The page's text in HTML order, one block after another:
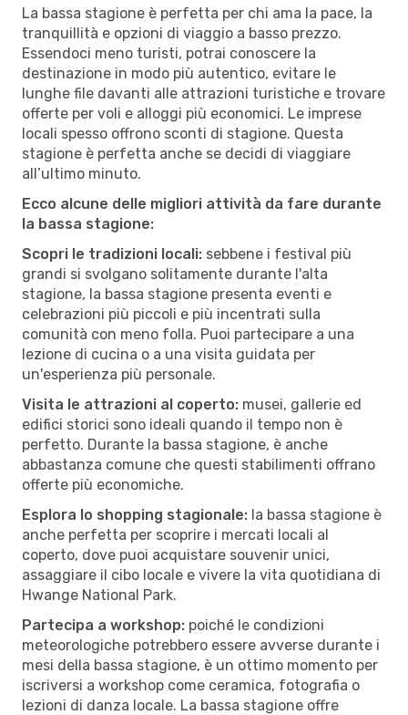
La bassa stagione è perfetta per chi ama la pace, la
tranquillità e opzioni di viaggio a basso prezzo.
Essendoci meno turisti, potrai conoscere la
destinazione in modo più autentico, evitare le
lunghe file davanti alle attrazioni turistiche e trovare
offerte per voli e alloggi più economici. Le imprese
locali spesso offrono sconti di stagione. Questa
stagione è perfetta anche se decidi di viaggiare
all’ultimo minuto.
Ecco alcune delle migliori attività da fare durante
la bassa stagione:
Scopri le tradizioni locali: sebbene i festival più
grandi si svolgano solitamente durante l'alta
stagione, la bassa stagione presenta eventi e
celebrazioni più piccoli e più incentrati sulla
comunità con meno folla. Puoi partecipare a una
lezione di cucina o a una visita guidata per
un'esperienza più personale.
Visita le attrazioni al coperto: musei, gallerie ed
edifici storici sono ideali quando il tempo non è
perfetto. Durante la bassa stagione, è anche
abbastanza comune che questi stabilimenti offrano
offerte più economiche.
Esplora lo shopping stagionale: la bassa stagione è
anche perfetta per scoprire i mercati locali al
coperto, dove puoi acquistare souvenir unici,
assaggiare il cibo locale e vivere la vita quotidiana di
Hwange National Park.
Partecipa a workshop: poiché le condizioni
meteorologiche potrebbero essere avverse durante i
mesi della bassa stagione, è un ottimo momento per
iscriversi a workshop come ceramica, fotografia o
lezioni di danza locale. La bassa stagione offre